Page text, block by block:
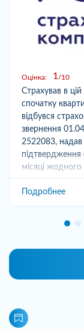
Оцінка: 1 10
Страхував в
спочатку
відбувся
звернення
2522083,
підтвердження
місяці жодного
отримував,...
Подробнее